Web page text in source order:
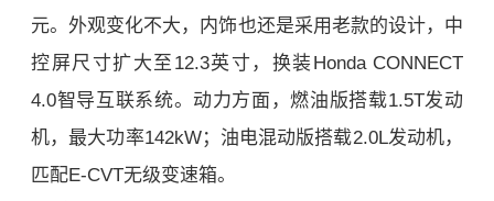
元。外观变化不大，内饰也还是采用老款的设计，中
控屏尺寸扩大至12.3英寸，换装Honda CONNECT
4.0智导互联系统。动力方面，燃油版搭载1.5T发动
机，最大功率142kW；油电混动版搭载2.0L发动机，
匹配E-CVT无级变速箱。